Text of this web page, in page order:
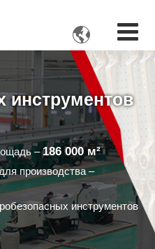

инструментов
–186 000м²
производства –
инструментов